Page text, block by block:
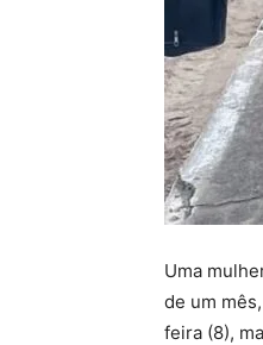
Uma
de um
feira (8),